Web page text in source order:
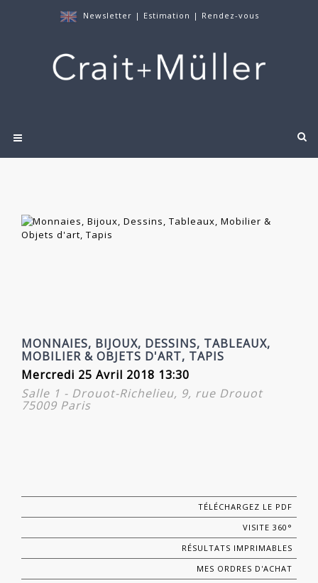
Newsletter | Estimation | Rendez-vous
MONNAIES, BIJOUX, DESSINS, TABLEAUX,
MOBILIER & OBJETS D'ART, TAPIS
Mercredi 25 Avril 2018 13:30
Salle 1 - Drouot-Richelieu, 9, rue Drouot
75009 Paris
TÉLÉCHARGEZ LE PDF
VISITE 360°
RÉSULTATS IMPRIMABLES
MES ORDRES D'ACHAT